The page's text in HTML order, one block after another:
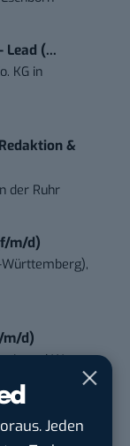
Jeden
Lead (...
KG in
&
der Ruhr
m/d)
Württemberg),
m/d)
und Wasser
(m/w/d)